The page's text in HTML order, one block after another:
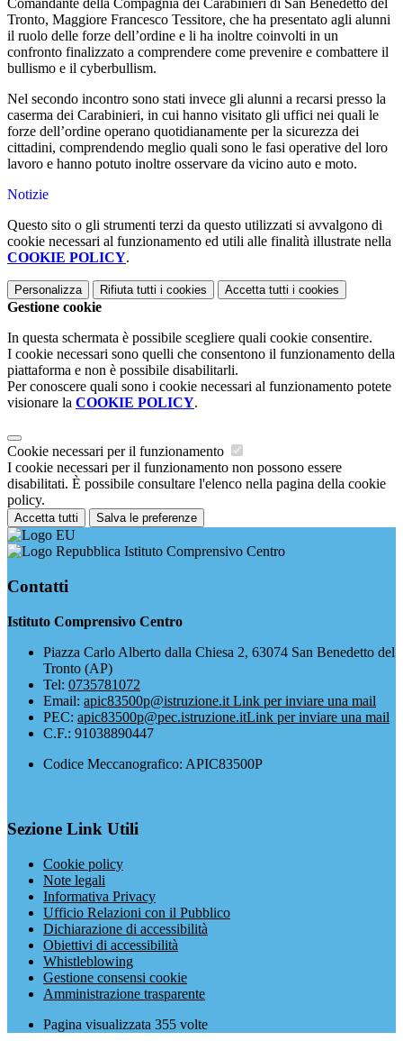
Comandante della Compagnia dei Carabinieri di San Benedetto del
Tronto, Maggiore Francesco Tessitore, che ha presentato agli alunni
il ruolo delle forze dell’ordine e li ha inoltre coinvolti in un
confronto finalizzato a comprendere come prevenire e combattere il
bullismo e il cyberbullism.
Nel secondo incontro sono stati invece gli alunni a recarsi presso la
caserma dei Carabinieri, in cui hanno visitato gli uffici nei quali le
forze dell’ordine operano quotidianamente per la sicurezza dei
cittadini, comprendendo meglio quali sono le fasi operative del loro
lavoro e hanno potuto inoltre osservare da vicino auto e moto.
Notizie
Questo sito o gli strumenti terzi da questo utilizzati si avvalgono di
cookie necessari al funzionamento ed utili alle finalità illustrate nella
COOKIE POLICY.
Personalizza Rifiuta tutti i cookies Accetta tutti i cookies
Gestione cookie
In questa schermata è possibile scegliere quali cookie consentire.
I cookie necessari sono quelli che consentono il funzionamento della
piattaforma e non è possibile disabilitarli.
Per conoscere quali sono i cookie necessari al funzionamento potete
visionare la COOKIE POLICY.
Cookie necessari per il funzionamento
I cookie necessari per il funzionamento non possono essere
disabilitati. È possibile consultare l'elenco nella pagina della cookie
policy.
Accetta tutti Salva le preferenze
Istituto Comprensivo Centro
Contatti
Istituto Comprensivo Centro
Piazza Carlo Alberto dalla Chiesa 2, 63074 San Benedetto del
Tronto (AP)
Tel: 0735781072
Email: apic83500p@istruzione.it Link per inviare una mail
PEC: apic83500p@pec.istruzione.itLink per inviare una mail
C.F.: 91038890447
Codice Meccanografico: APIC83500P
Sezione Link Utili
Cookie policy
Note legali
Informativa Privacy
Ufficio Relazioni con il Pubblico
Dichiarazione di accessibilità
Obiettivi di accessibilità
Whistleblowing
Gestione consensi cookie
Amministrazione trasparente
Pagina visualizzata 355 volte